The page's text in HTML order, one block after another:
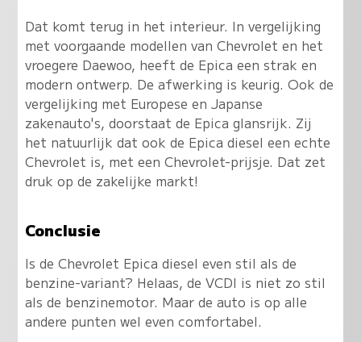
Dat komt terug in het interieur. In vergelijking
met voorgaande modellen van Chevrolet en het
vroegere Daewoo, heeft de Epica een strak en
modern ontwerp. De afwerking is keurig. Ook de
vergelijking met Europese en Japanse
zakenauto's, doorstaat de Epica glansrijk. Zij
het natuurlijk dat ook de Epica diesel een echte
Chevrolet is, met een Chevrolet-prijsje. Dat zet
druk op de zakelijke markt!
Conclusie
Is de Chevrolet Epica diesel even stil als de
benzine-variant? Helaas, de VCDI is niet zo stil
als de benzinemotor. Maar de auto is op alle
andere punten wel even comfortabel.